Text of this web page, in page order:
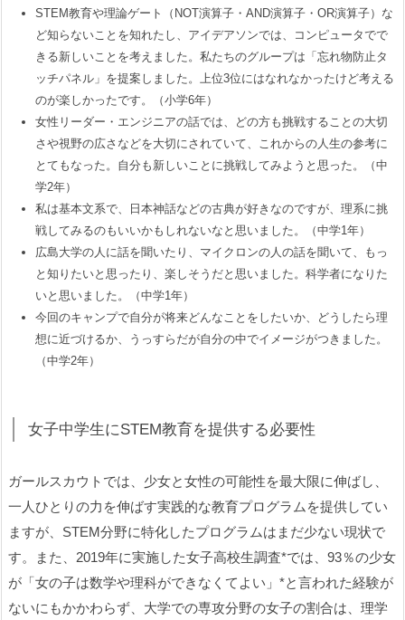
STEM教育や理論ゲート（NOT演算子・AND演算子・OR演算子）な
ど知らないことを知れたし、アイデアソンでは、コンピュータでで
きる新しいことを考えました。私たちのグループは「忘れ物防止タ
ッチパネル」を提案しました。上位3位にはなれなかったけど考える
のが楽しかったです。（小学6年）
女性リーダー・エンジニアの話では、どの方も挑戦することの大切
さや視野の広さなどを大切にされていて、これからの人生の参考に
とてもなった。自分も新しいことに挑戦してみようと思った。（中
学2年）
私は基本文系で、日本神話などの古典が好きなのですが、理系に挑
戦してみるのもいいかもしれないなと思いました。（中学1年）
広島大学の人に話を聞いたり、マイクロンの人の話を聞いて、もっ
と知りたいと思ったり、楽しそうだと思いました。科学者になりた
いと思いました。（中学1年）
今回のキャンプで自分が将来どんなことをしたいか、どうしたら理
想に近づけるか、うっすらだが自分の中でイメージがつきました。
（中学2年）
女子中学生にSTEM教育を提供する必要性
ガールスカウトでは、少女と女性の可能性を最大限に伸ばし、
一人ひとりの力を伸ばす実践的な教育プログラムを提供してい
ますが、STEM分野に特化したプログラムはまだ少ない現状で
す。また、2019年に実施した女子高校生調査*では、93％の少女
が「女の子は数学や理科ができなくてよい」*と言われた経験が
ないにもかかわらず、大学での専攻分野の女子の割合は、理学